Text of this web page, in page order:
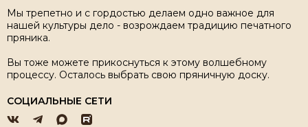
Мы трепетно и с гордостью делаем одно важное для
нашей культуры дело - возрождаем традицию печатного
пряника.
Вы тоже можете прикоснуться к этому волшебному
процессу. Осталось выбрать свою пряничную доску.
СОЦИАЛЬНЫЕ СЕТИ